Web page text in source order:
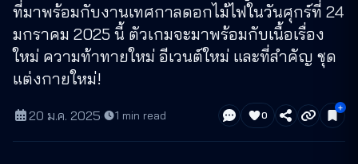
ที่มาพร้อมกับงานเทศกาลดอกไม้ไฟในวันศุกร์ที่ 24
มกราคม 2025 นี้ ตัวเกมจะมาพร้อมกับเนื้อเรื่อง
ใหม่ ความท้าทายใหม่ อีเวนต์ใหม่ และที่สำคัญ ชุด
แต่งกายใหม่!
20 ม.ค. 2025· 1 min read 0